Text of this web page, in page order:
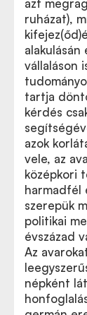
azt
ruházat),
vállaláson
tartja
kérdés
azok
vele, az
középkori
harmadfél
szerepük
politikai
évszázad
Az
népként